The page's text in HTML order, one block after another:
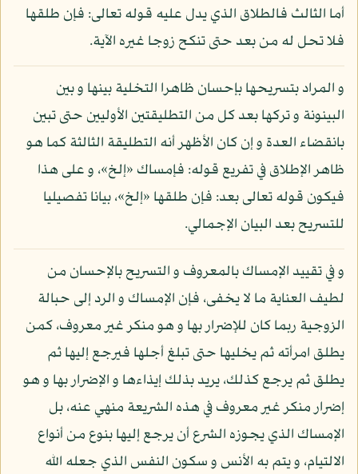
أما الثالث فالطلاق الذي يدل عليه قوله تعالى: فإن طلقها
فلا تحل له من بعد حتى تنكح زوجا غيره الآية.
و المراد بتسريحها بإحسان ظاهرا التخلية بينها و بين
البينونة و تركها بعد كل من التطليقتين الأوليين حتى تبين
بانقضاء العدة و إن كان الأظهر أنه التطليقة الثالثة كما هو
ظاهر الإطلاق في تفريع قوله: فإمساك «إلخ»، و على هذا
فيكون قوله تعالى بعد: فإن طلقها «إلخ»، بيانا تفصيليا
للتسريح بعد البيان الإجمالي.
و في تقييد الإمساك بالمعروف و التسريح بالإحسان من
لطيف العناية ما لا يخفى، فإن الإمساك و الرد إلى حبالة
الزوجية ربما كان للإضرار بها و هو منكر غير معروف، كمن
يطلق امرأته ثم يخليها حتى تبلغ أجلها فيرجع إليها ثم
يطلق ثم يرجع كذلك، يريد بذلك إيذاءها و الإضرار بها و هو
إضرار منكر غير معروف في هذه الشريعة منهي عنه، بل
الإمساك الذي يجوزه الشرع أن يرجع إليها بنوع من أنواع
الالتيام، و يتم به الأنس و سكون النفس الذي جعله الله